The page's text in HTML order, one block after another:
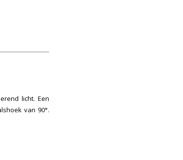
licht. Een
van 90°.